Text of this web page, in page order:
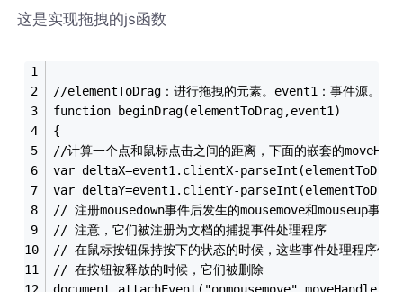
这是实现拖拽的js函数
//elementToDrag：进行拖拽的元素。event1：事件源。
function beginDrag(elementToDrag,event1)
{
//计算一个点和鼠标点击之间的距离，下面的嵌套的
var deltaX=event1.clientX-
var deltaY=event1.clientY-
// 注册mousedown事件后发生的mousemove和mouseup事件
// 注意，它们被注册为文档的捕捉事件处理程序
// 在鼠标按钮保持按下的状态的时候，这些事件处理程序保
// 在按钮被释放的时候，它们被删除